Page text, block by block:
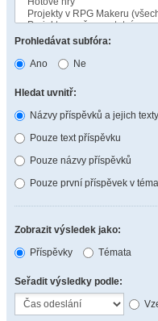
Prohledávat subfóra:
Ano
Ne
Hledat uvnitř:
Názvy příspěvků a jejich texty
Pouze text příspěvku
Pouze názvy příspěvků
Pouze první příspěvek v
Zobrazit výsledek jako:
Příspěvky
Témata
Seřadit výsledky podle: